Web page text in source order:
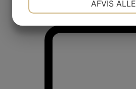
Vinkøleskabe
MARKETING
AFVIS ALLE